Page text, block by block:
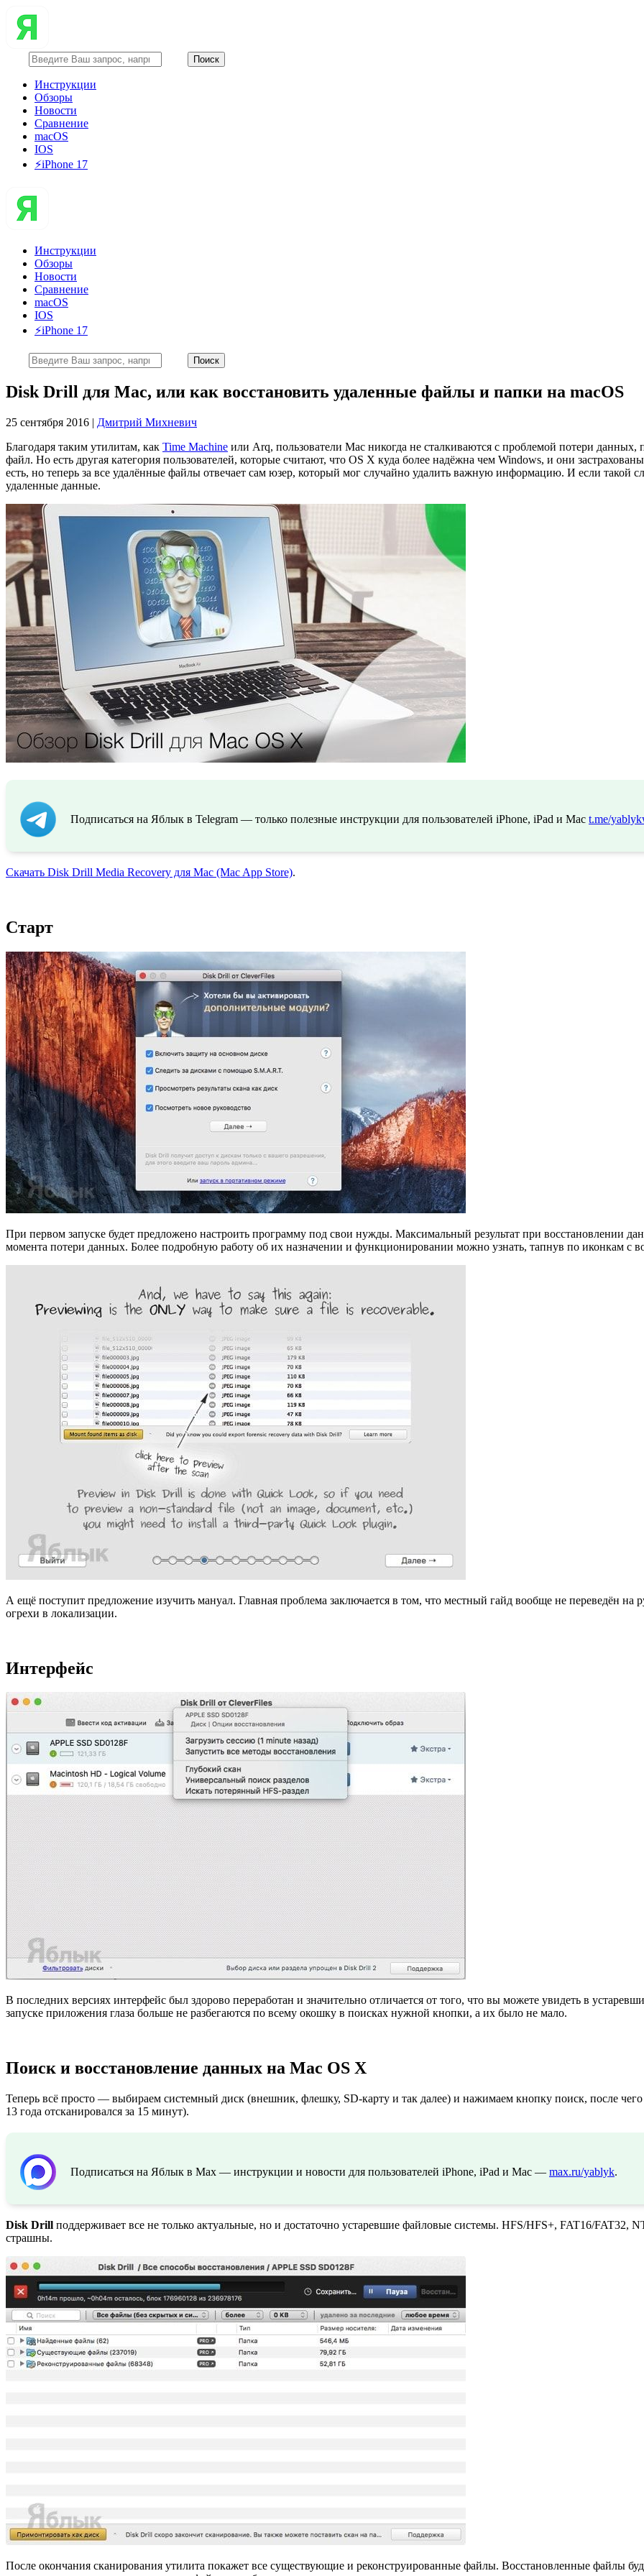
Инструкции
Обзоры
Новости
Сравнение
macOS
IOS
⚡️iPhone 17
Инструкции
Обзоры
Новости
Сравнение
macOS
IOS
⚡️iPhone 17
Disk Drill для Mac, или как восстановить удаленные файлы и папки на macOS
25 сентября 2016 | Дмитрий Михневич
Благодаря таким утилитам, как Time Machine или Arq, пользователи Mac никогда не сталкиваются с проблемой потери
файл. Но есть другая категория пользователей, которые считают, что OS X куда более надёжна чем Windows, и они
есть, но теперь за все удалённые файлы отвечает сам юзер, который мог случайно удалить важную информацию. И если такой
удаленные данные.
Подписаться на Яблык в Telegram — только полезные инструкции для пользователей iPhone, iPad и Mac t.me/
Скачать Disk Drill Media Recovery для Mac (Mac App Store).
Старт
При первом запуске будет предложено настроить программу под свои нужды. Максимальный результат при восстановлении
момента потери данных. Более подробную работу об их назначении и функционировании можно узнать, тапнув по иконкам с
А ещё поступит предложение изучить мануал. Главная проблема заключается в том, что местный гайд вообще не переведён
огрехи в локализации.
Интерфейс
В последних версиях интерфейс был здорово переработан и значительно отличается от того, что вы можете увидеть в
запуске приложения глаза больше не разбегаются по всему окошку в поисках нужной кнопки, а их было не мало.
Поиск и восстановление данных на Mac OS X
Теперь всё просто — выбираем системный диск (внешник, флешку, SD-карту и так далее) и нажимаем кнопку поиск, после
13 года отсканировался за 15 минут).
Подписаться на Яблык в Max — инструкции и новости для пользователей iPhone, iPad и Mac — max.ru/yablyk.
Disk Drill поддерживает все не только актуальные, но и достаточно устаревшие файловые системы. HFS/HFS+, FAT16/
страшны.
После окончания сканирования утилита покажет все существующие и реконструированные файлы. Восстановленные файлы